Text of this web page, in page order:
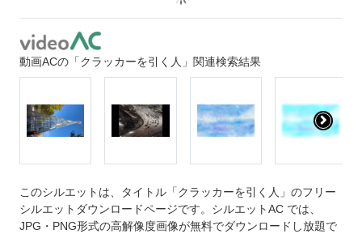
動画ACの「クラッカーを引く人」関連検索結果
このシルエットは、タイトル「クラッカーを引く人」のフリー
シルエットダウンロードページです。シルエットAC では、
JPG・PNG形式の高解像度画像が無料でダウンロードし放題で